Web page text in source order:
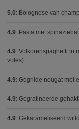
5.0: Bolognese van
4.9: Pasta met
4.9: Volkorenspaghetti in
votes)
4.9: Gegrilde nougat met
4.9: Gegratineerde
4.9: Gekarameliseerd